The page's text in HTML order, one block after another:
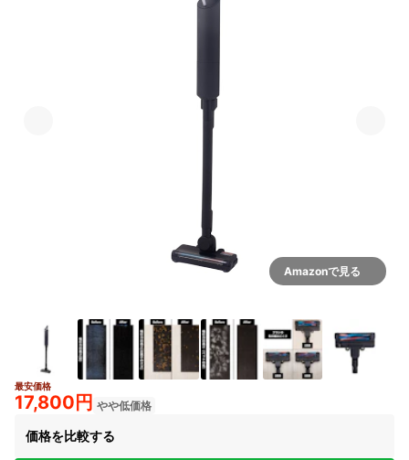
Amazonで見る
最安価格
17,800円 やや低価格
価格を比較する